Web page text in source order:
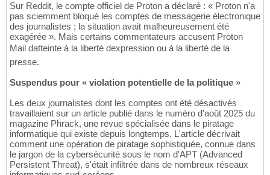
Sur Reddit, le compte officiel de Proton a déclaré : « Proton n'a
pas sciemment bloqué les comptes de messagerie électronique
des journalistes ; la situation avait malheureusement été
exagérée ». Mais certains commentateurs accusent Proton
Mail datteinte à la liberté dexpression ou à la liberté de la
presse.
Suspendus pour « violation potentielle de la politique »
Les deux journalistes dont les comptes ont été désactivés
travaillaient sur un article publié dans le numéro d'août 2025 du
magazine Phrack, une revue spécialisée dans le piratage
informatique qui existe depuis longtemps. L'article décrivait
comment une opération de piratage sophistiquée, connue dans
le jargon de la cybersécurité sous le nom d'APT (Advanced
Persistent Threat), s'était infiltrée dans de nombreux réseaux